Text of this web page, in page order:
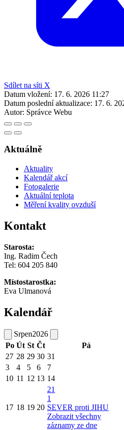
Sdílet na síti X
Datum vložení: 17. 6. 2026 11:27
Datum poslední aktualizace: 17. 6.
Autor: Správce Webu
Aktuálně
Aktuality
Kalendář akcí
Fotogalerie
Aktuální teplota
Měření kvality ovzduší
Kontakt
Starosta:
Ing. Radim Čech
Tel: 604 205 840
Místostarostka:
Eva Ulmanová
Kalendář
Srpen2026
Po Út St Čt Pá
27 28 29 30 31
3
4 5 6 7
10 11 12 13 14
17 18 19 20
21
1
SEVER proti JIHU
Zobrazit všechny
záznamy ze dne